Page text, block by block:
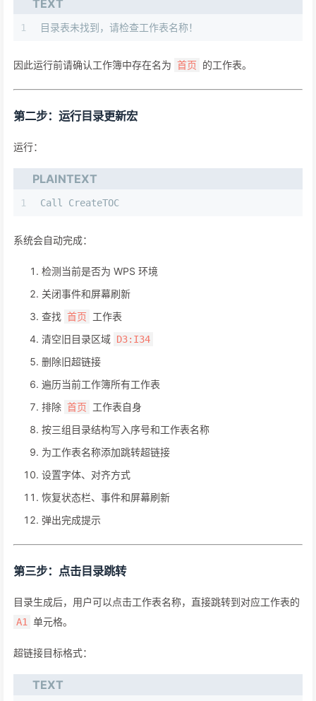
TEXT
1 目录表未找到，请检查工作表名称！
因此运行前请确认工作簿中存在名为 首页 的工作表。
第二步：运行目录更新宏
运行：
PLAINTEXT
1 Call CreateTOC
系统会自动完成：
检测当前是否为 WPS 环境
关闭事件和屏幕刷新
查找 首页
工作表
清空旧目录区域 D3:I34
删除旧超链接
遍历当前工作簿所有工作表
排除 首页
工作表自身
按三组目录结构写入序号和工作表名称
为工作表名称添加跳转超链接
设置字体、对齐方式
恢复状态栏、事件和屏幕刷新
弹出完成提示
第三步：点击目录跳转
目录生成后，用户可以点击工作表名称，直接跳转到对应工作表的
A1 单元格。
超链接目标格式：
TEXT